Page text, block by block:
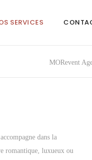
SERVICES
MORevent
dans la
romantique, luxueux ou